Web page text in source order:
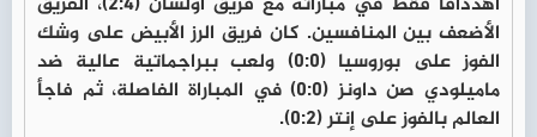
الأضعف بين المنافسين. كان فريق الرز الأبيض على وشك
الفوز على بوروسيا (0:0) ولعب ببراجماتية عالية ضد
ماميلودي صن داونز (0:0) في المباراة الفاصلة، ثم فاجأ
العالم بالفوز على إنتر (0:2).